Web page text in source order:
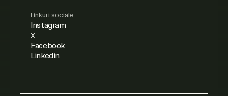
Linkuri sociale
Instagram
X
Facebook
Linkedin